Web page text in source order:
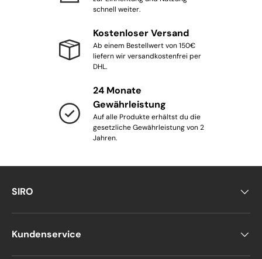
schnell weiter.
Kostenloser Versand
Ab einem Bestellwert von 150€
liefern wir versandkostenfrei per
DHL.
24 Monate
Gewährleistung
Auf alle Produkte erhältst du die
gesetzliche Gewährleistung von 2
Jahren.
SIRO
Kundenservice